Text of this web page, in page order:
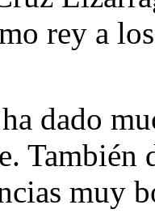
rey a
dado
muy